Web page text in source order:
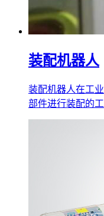
装配机器人
装配机器人在工
部件进行装配的工